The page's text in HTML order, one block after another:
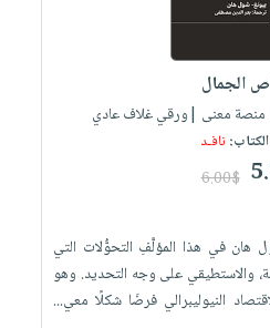
الجمال
معنى |ورقي غلاف عادي
نافـد
6.00$
في هذا المؤلَّفِ التحوُّلات التي
والاستطيقي على وجه التحديد. وهو
النيوليبرالي فرضَا شكلًا معي...